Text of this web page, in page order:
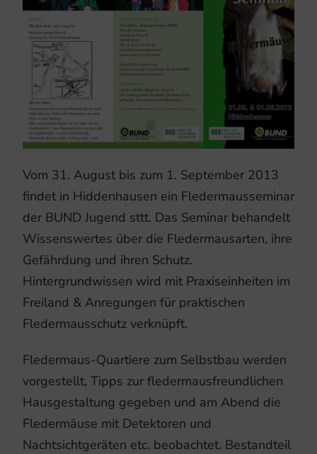
Vom 31. August bis zum 1. September 2013
findet in Hiddenhausen ein Fledermausseminar
der BUND Jugend sttt. Das Seminar behandelt
Wissenswertes über die Fledermausarten, ihre
Gefährdung und ihren Schutz.
Hintergrundwissen wird mit Praxiseinheiten im
Freiland & Anregungen für praktischen
Fledermausschutz verknüpft.
Fledermaus-Quartiere zum Selbstbau werden
vorgestellt, Tipps zur fledermausfreundlichen
Hausgestaltung gegeben und am Abend die
Fledermäuse mit Detektoren und
Nachtsichtgeräten etc. beobachtet. Bestandteil